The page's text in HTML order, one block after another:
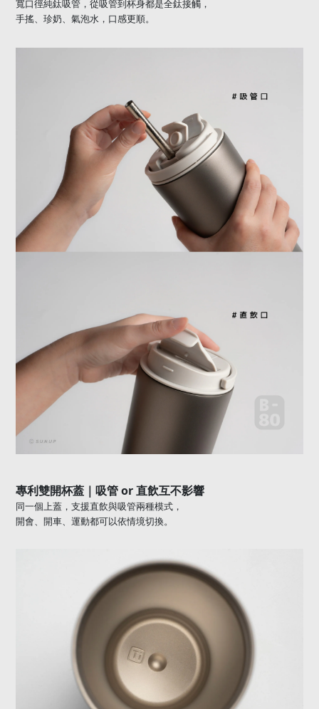
寬口徑純鈦吸管，從吸管到杯身都是全鈦接觸，
手搖、珍奶、氣泡水，口感更順。
專利雙開杯蓋｜吸管 or 直飲互不影響
同一個上蓋，支援直飲與吸管兩種模式，
開會、開車、運動都可以依情境切換。